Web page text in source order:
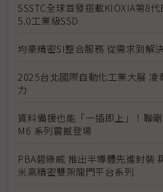
SSSTC全球首發搭載KIOXIA第8
5.0工業級SSD
均豪精密SI整合服務 從需求到解
2025台北國際自動化工業大展 凌
力
資料備援也能「一插即上」！聯
M6 系列震撼登場
PBA碧綠威 推出半導體先進封裝
米高精密雙架龍門平台系列